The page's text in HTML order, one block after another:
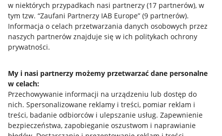
w niektórych przypadkach nasi partnerzy (17 partnerów), w
tym tzw. “Zaufani Partnerzy IAB Europe” (9 partnerów).
Informacja o celach przetwarzania danych osobowych przez
naszych partnerów znajduje się w ich politykach ochrony
prywatności.
My i nasi partnerzy możemy przetwarzać dane personalne
w celach:
Przechowywanie informacji na urządzeniu lub dostęp do
nich. Spersonalizowane reklamy i treści, pomiar reklam i
treści, badanie odbiorców i ulepszanie usług. Zapewnienie
bezpieczeństwa, zapobieganie oszustwom i naprawianie
Mapa miejscowości
Informacje prawne
Regulamin
Polityka plików "cookies"
Ustawienia plików "cookies"
Udostępnianie lokalizacji
Informacje dla Aktu o Usługach Cyfrowych